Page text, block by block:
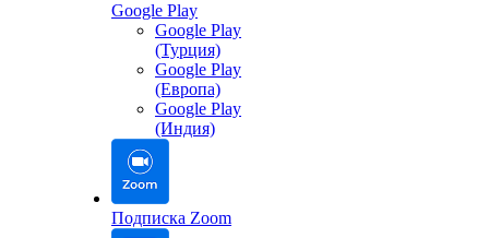
Google Play
Google Play
(Турция)
Google Play
(Европа)
Google Play
(Индия)
Подписка Zoom